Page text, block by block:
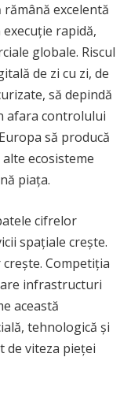
rămână excelentă
rapidă,
globale. Riscul
de zi cu zi, de
să depindă
afara controlului
să producă
ecosisteme
piața.
cifrelor
spațiale crește.
Competiția
infrastructuri
această
tehnologică și
viteza pieței